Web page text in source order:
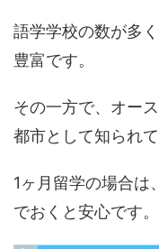
語学学校の数が多
豊富です。
その一方で、オー
都市として知られて
1ヶ月留学の場合
でおくと安心です。